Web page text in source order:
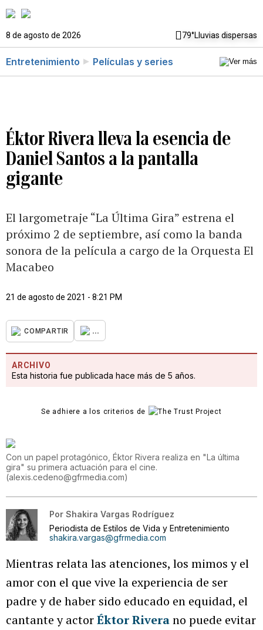
8 de agosto de 2026 79°Lluvias dispersas
Entretenimiento Películas y series
Éktor Rivera lleva la esencia de
Daniel Santos a la pantalla
gigante
El largometraje “La Última Gira” estrena el
próximo 2 de septiembre, así como la banda
sonora de la película a cargo de la Orquesta El
Macabeo
21 de agosto de 2021 - 8:21 PM
COMPARTIR ...
ARCHIVO
Esta historia fue publicada hace más de 5 años.
Se adhiere a los criterios de
Con un papel protagónico, Éktor Rivera realiza en "La última
gira" su primera actuación para el cine.
(alexis.cedeno@gfrmedia.com)
Por Shakira Vargas Rodríguez
Periodista de Estilos de Vida y Entretenimiento
shakira.vargas@gfrmedia.com
Mientras relata las atenciones, los mimos y el
amor con el que vive la experiencia de ser
padre y de haber sido educado en equidad, el
cantante y actorÉktor Riverano puede evitar